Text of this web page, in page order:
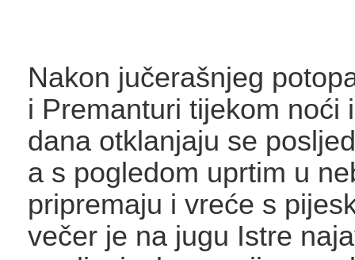
Nakon jučerašnjeg
i Premanturi tijekom noći
dana otklanjaju se
a s pogledom uprtim u
pripremaju i vreće s
večer je na jugu Istre